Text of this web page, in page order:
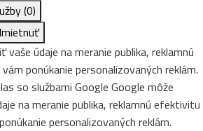
(0)
vaše údaje na meranie publika, reklamnú
ponúkanie personalizovaných reklám.
so službami Google Google môže
na meranie publika, reklamnú efektivitu
personalizovaných reklám.